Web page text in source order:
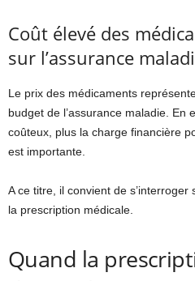
Coût élevé des
sur l’assurance
Le prix des médicaments
budget de l’assurance maladie. En
coûteux, plus la charge financière
est importante.
A ce titre, il convient de
la prescription médicale.
Quand la